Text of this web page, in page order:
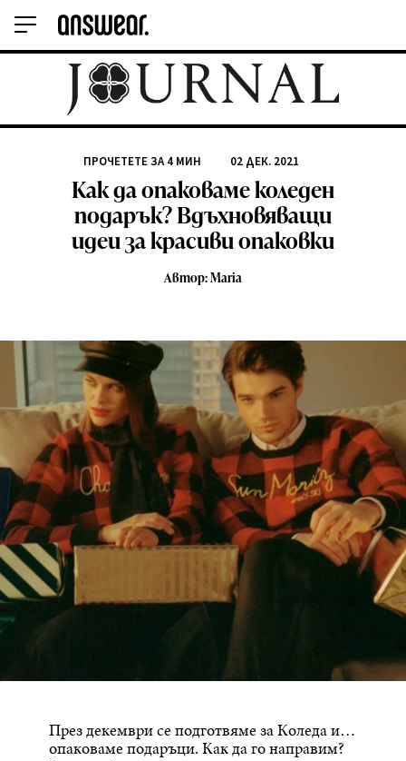
ПРОЧЕТЕТЕ ЗА4 МИН 02 ДЕК. 2021
Как да опаковаме коледен
подарък? Вдъхновяващи
идеи за красиви опаковки
Автор: Maria
През декември се подготвяме за Коледа и…
опаковаме подаръци. Как да го направим?